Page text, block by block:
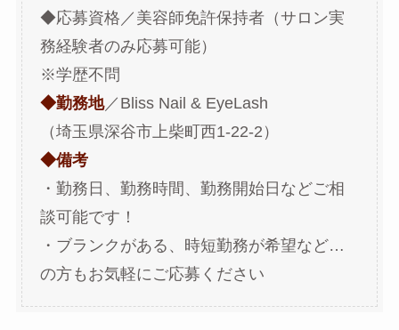
◆応募資格／美容師免許保持者（サロン実
務経験者のみ応募可能）
※学歴不問
◆勤務地／Bliss Nail & EyeLash
（埼玉県深谷市上柴町西1-22-2）
◆備考
・勤務日、勤務時間、勤務開始日などご相
談可能です！
・ブランクがある、時短勤務が希望など…
の方もお気軽にご応募ください